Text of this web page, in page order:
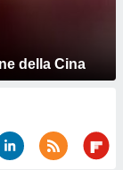
della Cina